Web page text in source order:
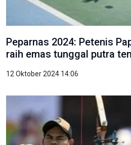
Peparnas 2024: Petenis
raih emas tunggal putra
12 Oktober 2024 14:06